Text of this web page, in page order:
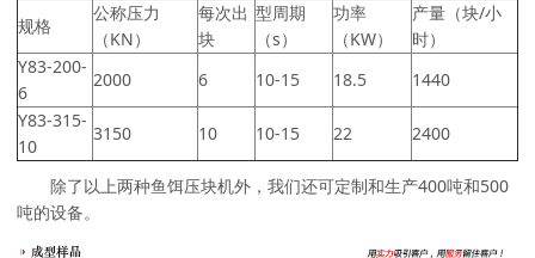
规格
公称压力
（KN）
每次出
块
型周期
（s）
功率
（KW）
产量（块/小
时）
Y83-200-
6
2000 6 10-15 18.5
1440
Y83-315-
10
3150 10 10-15 22 2400
除了以上两种鱼饵压块机外，我们还可定制和生产400吨和500
吨的设备。